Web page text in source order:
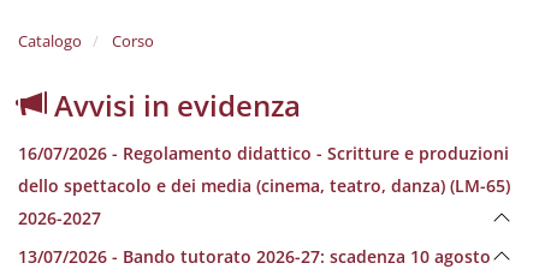
Catalogo Corso
Avvisi in evidenza
16/07/2026 - Regolamento didattico - Scritture e produzioni
dello spettacolo e dei media (cinema, teatro, danza) (LM-65)
2026-2027
13/07/2026 - Bando tutorato 2026-27: scadenza 10 agosto